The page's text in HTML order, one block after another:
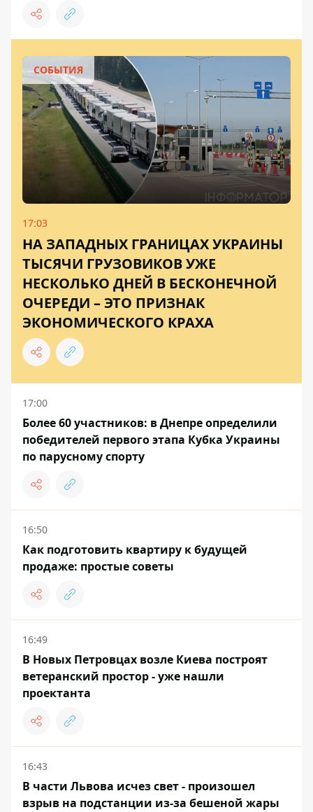
СОБЫТИЯ
17:03
НА ЗАПАДНЫХ ГРАНИЦАХ УКРАИНЫ
ТЫСЯЧИ ГРУЗОВИКОВ УЖЕ
НЕСКОЛЬКО ДНЕЙ В БЕСКОНЕЧНОЙ
ОЧЕРЕДИ – ЭТО ПРИЗНАК
ЭКОНОМИЧЕСКОГО КРАХА
17:00
Более 60 участников: в Днепре определили
победителей первого этапа Кубка Украины
по парусному спорту
16:50
Как подготовить квартиру к будущей
продаже: простые советы
16:49
В Новых Петровцах возле Киева построят
ветеранский простор - уже нашли
проектанта
16:43
В части Львова исчез свет - произошел
взрыв на подстанции из-за бешеной жары